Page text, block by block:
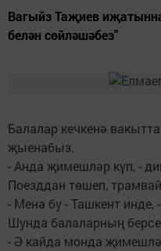
Вагыйз Таҗиев
белән сөйләшәбез"
Балалар кечкенә
җыенабыз.
- Анда җимешләр күп, -
Поезддан төшеп,
- Менә бу - Ташкент инде,
Шунда балаларның
- Ә кайда монда